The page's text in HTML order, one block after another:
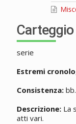
Carteggio
serie
Estremi
Consistenza:
Descrizione:La
atti vari.